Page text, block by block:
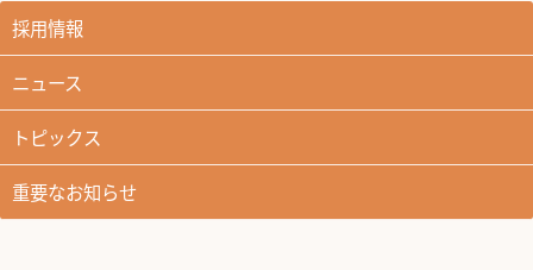
採用情報
ニュース
トピックス
重要なお知らせ